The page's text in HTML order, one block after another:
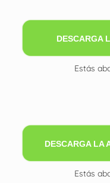
DESCARGA
Estás
DESCARGA LA
Estás